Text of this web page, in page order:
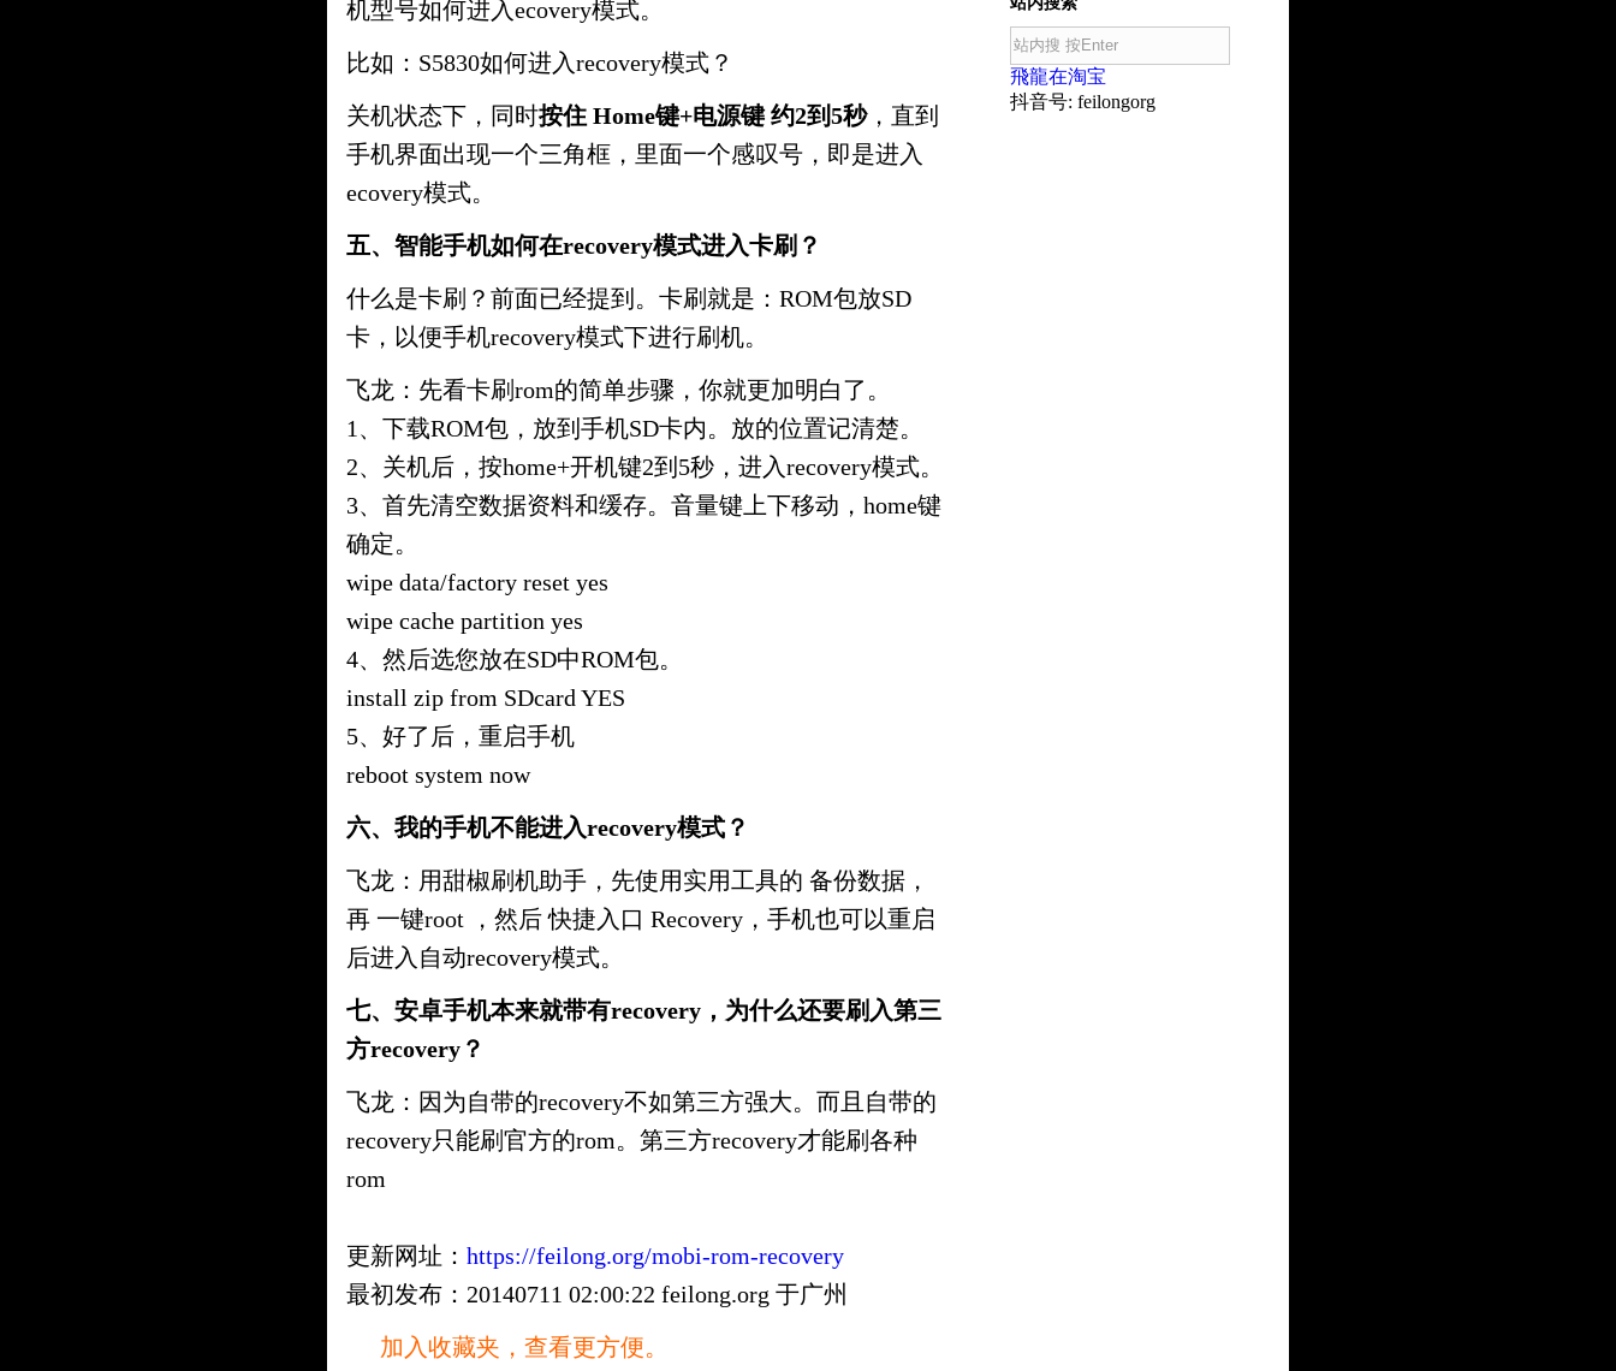
机型号如何进入ecovery模式。
比如：S5830如何进入recovery模式？
关机状态下，同时按住 Home键+电源键 约2到5秒，直到
手机界面出现一个三角框，里面一个感叹号，即是进入
ecovery模式。
五、智能手机如何在recovery模式进入卡刷 ？
什么是卡刷？前面已经提到。卡刷就是：ROM包放SD
卡，以便手机recovery模式下进行刷机。
飞龙：先看卡刷rom的简单步骤，你就更加明白了。
1、下载ROM包，放到手机SD卡内。放的位置记清楚。
2、关机后，按home+开机键2到5秒，进入recovery模式。
3、首先清空数据资料和缓存。音量键上下移动，home键
确定。
wipe data/factory reset yes
wipe cache partition yes
4、然后选您放在SD中ROM包。
install zip from SDcard YES
5、好了后，重启手机
reboot system now
六、我的手机不能进入recovery模式？
飞龙：用甜椒刷机助手，先使用实用工具的 备份数据，
再 一键root ，然后 快捷入口 Recovery，手机也可以重启
后进入自动recovery模式。
七、安卓手机本来就带有recovery，为什么还要刷入第三
方recovery？
飞龙：因为自带的recovery不如第三方强大。而且自带的
recovery只能刷官方的rom。第三方recovery才能刷各种
rom
更新网址： https://feilong.org/mobi-rom-recovery
最初发布：20140711 02:00:22 feilong.org 于广州
加入收藏夹，查看更方便。
飛龍在淘宝
抖音号: feilongorg